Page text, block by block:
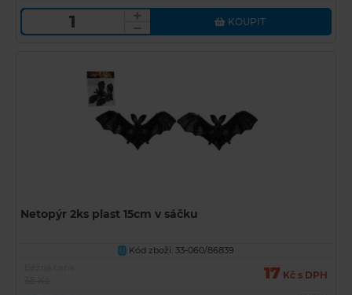
KOUPIT
Netopýr 2ks plast 15cm v sáčku
U
Kód zboží: 33-060/86839
17 Kč s DPH